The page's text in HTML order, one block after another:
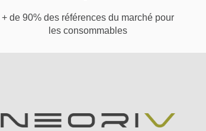
+ de 90% des références du marché pour
les consommables